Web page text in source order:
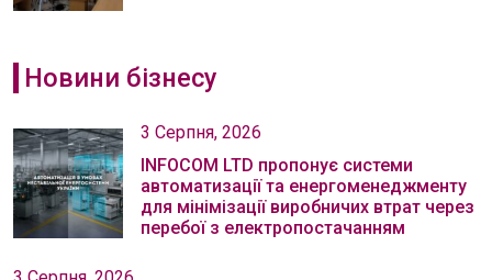
Новини бізнесу
3 Серпня, 2026
INFOCOM LTD пропонує системи
автоматизації та енергоменеджменту
для мінімізації виробничих втрат через
перебої з електропостачанням